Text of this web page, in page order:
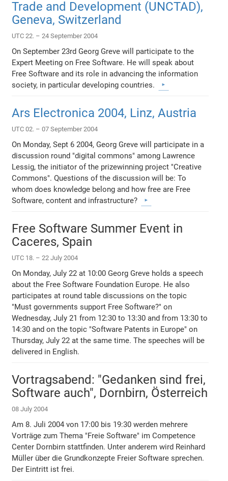
Trade and Development (UNCTAD),
Geneva, Switzerland
UTC 22. – 24 September 2004
On September 23rd Georg Greve will participate to the
Expert Meeting on Free Software. He will speak about
Free Software and its role in advancing the information
society, in particular developing countries.
Ars Electronica 2004, Linz, Austria
UTC 02. – 07 September 2004
On Monday, Sept 6 2004, Georg Greve will participate in a
discussion round "digital commons" among Lawrence
Lessig, the initiator of the prizewinning project "Creative
Commons". Questions of the discussion will be: To
whom does knowledge belong and how free are Free
Software, content and infrastructure?
Free Software Summer Event in
Caceres, Spain
UTC 18. – 22 July 2004
On Monday, July 22 at 10:00 Georg Greve holds a speech
about the Free Software Foundation Europe. He also
participates at round table discussions on the topic
"Must governments support Free Software?" on
Wednesday, July 21 from 12:30 to 13:30 and from 13:30 to
14:30 and on the topic "Software Patents in Europe" on
Thursday, July 22 at the same time. The speeches will be
delivered in English.
Vortragsabend: "Gedanken sind frei,
Software auch", Dornbirn, Österreich
08 July 2004
Am 8. Juli 2004 von 17:00 bis 19:30 werden mehrere
Vorträge zum Thema "Freie Software" im Competence
Center Dornbirn stattfinden. Unter anderem wird Reinhard
Müller über die Grundkonzepte Freier Software sprechen.
Der Eintritt ist frei.